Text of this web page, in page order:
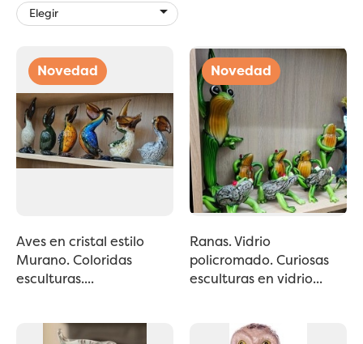
Elegir

Aves en cristal estilo
Murano. Coloridas
esculturas....
Ranas. Vidrio
policromado. Curiosas
esculturas en vidrio...